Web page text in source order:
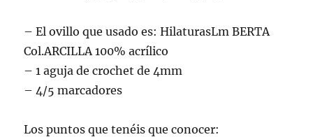
– El ovillo que usado es: HilaturasLm BERTA
Col.ARCILLA 100% acrílico
– 1 aguja de crochet de 4mm
– 4/5 marcadores
Los puntos que tenéis que conocer: